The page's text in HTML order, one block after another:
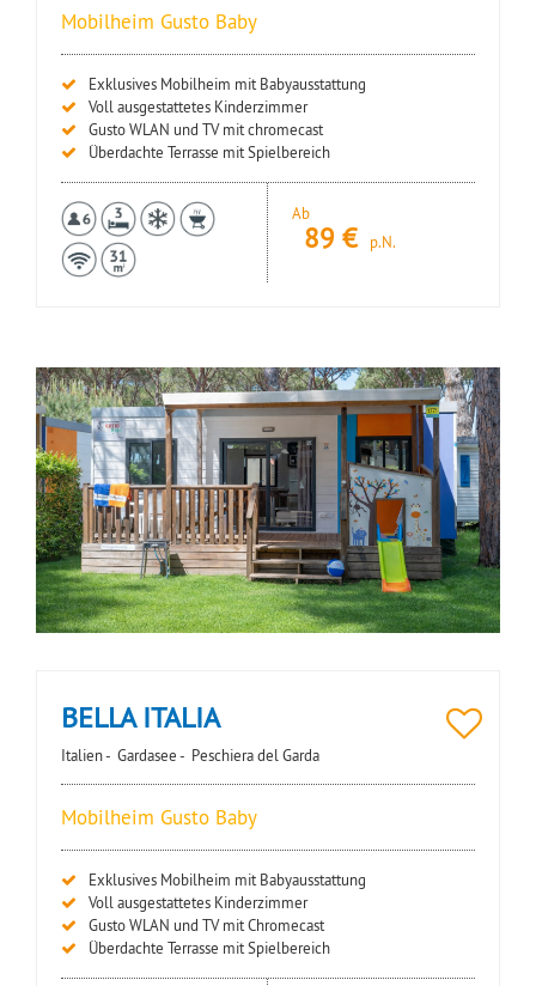
Mobilheim Gusto Baby
Exklusives Mobilheim mit Babyausstattung
Voll ausgestattetes Kinderzimmer
Gusto WLAN und TV mit chromecast
Überdachte Terrasse mit Spielbereich
Ab
89 € p.N.
BELLA ITALIA
Italien - Gardasee - Peschiera del Garda
Mobilheim Gusto Baby
Exklusives Mobilheim mit Babyausstattung
Voll ausgestattetes Kinderzimmer
Gusto WLAN und TV mit Chromecast
Überdachte Terrasse mit Spielbereich